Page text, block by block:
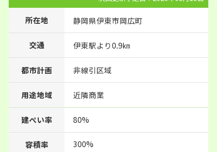
所在地 静岡県伊東市岡広町
交通 伊東駅より0.9㎞
都市計画 非線引区域
用途地域 近隣商業
建ぺい率 80%
容積率 300%